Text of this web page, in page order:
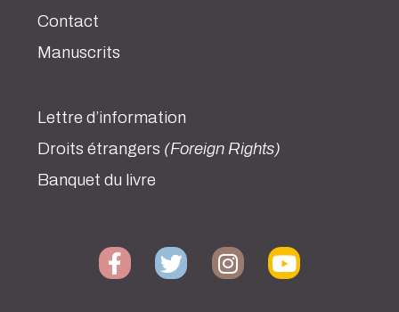
Contact
Manuscrits
Lettre d’information
Droits étrangers (Foreign Rights)
Banquet du livre